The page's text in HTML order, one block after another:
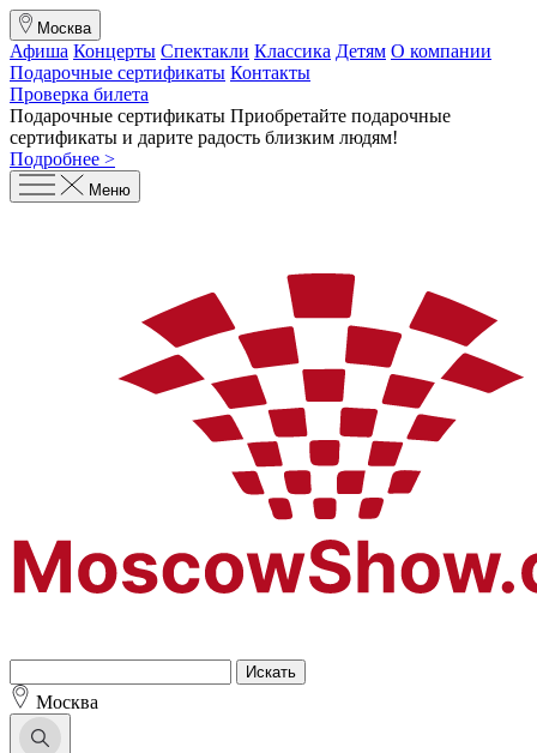
Москва
Афиша Концерты Спектакли Классика Детям О компании
Подарочные сертификаты Контакты
Проверка билета
Подарочные сертификаты Приобретайте подарочные
сертификаты и дарите радость близким людям!
Подробнее >
Меню
Москва